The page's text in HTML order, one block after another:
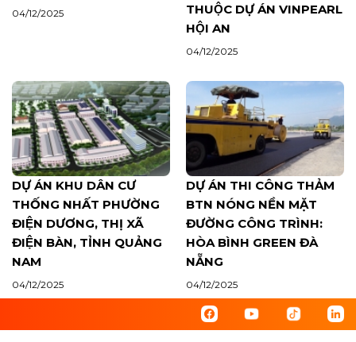
04/12/2025
THUỘC DỰ ÁN VINPEARL
HỘI AN
04/12/2025
DỰ ÁN KHU DÂN CƯ
THỐNG NHẤT PHƯỜNG
ĐIỆN DƯƠNG, THỊ XÃ
ĐIỆN BÀN, TỈNH QUẢNG
NAM
04/12/2025
DỰ ÁN THI CÔNG THẢM
BTN NÓNG NỀN MẶT
ĐƯỜNG CÔNG TRÌNH:
HÒA BÌNH GREEN ĐÀ
NẴNG
04/12/2025